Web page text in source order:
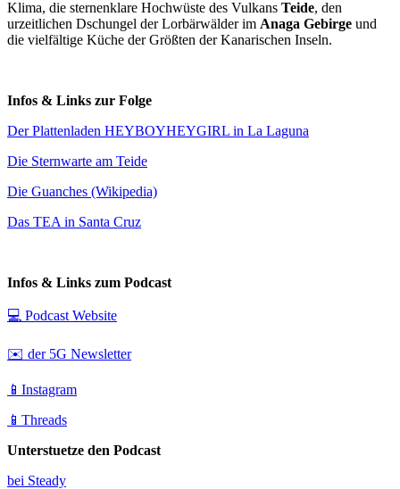
Klima, die sternenklare Hochwüste des Vulkans Teide, den
urzeitlichen Dschungel der Lorbärwälder im Anaga Gebirge und
die vielfältige Küche der Größten der Kanarischen Inseln.
Infos & Links zur Folge
⁠⁠Der Plattenladen HEYBOYHEYGIRL in La Laguna
⁠⁠Die Sternwarte am Teide
⁠⁠Die Guanches (Wikipedia)
⁠⁠Das TEA in Santa Cruz
Infos & Links zum Podcast
⁠⁠💻 Podcast Website⁠⁠
⁠⁠✉️ der 5G Newsletter
⁠⁠📱Instagram⁠⁠
⁠⁠📱Threads
Unterstuetze den Podcast
⁠⁠bei Steady